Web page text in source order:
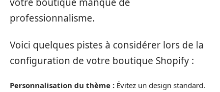
votre boutique manque de
professionnalisme.
Voici quelques pistes à considérer lors de la
configuration de votre boutique Shopify :
Personnalisation du thème : Évitez un design standard.